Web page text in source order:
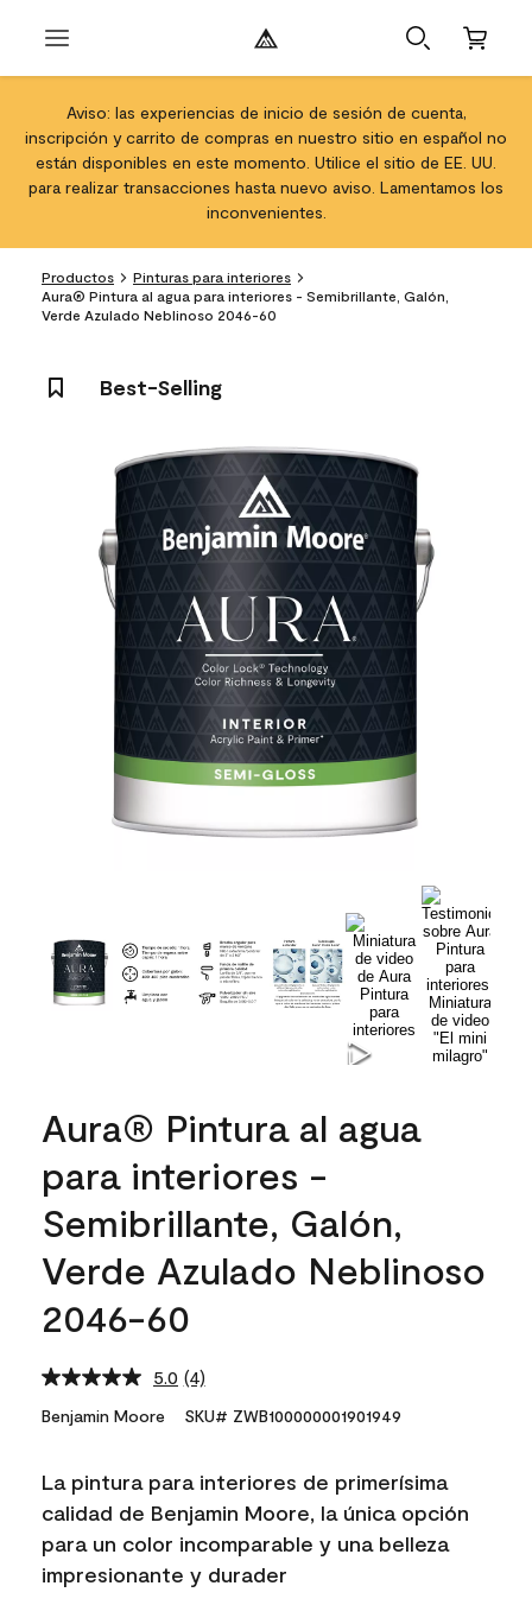
Aviso: las experiencias de inicio de sesión de cuenta,
inscripción y carrito de compras en nuestro sitio en español no
están disponibles en este momento. Utilice el sitio de EE. UU.
para realizar transacciones hasta nuevo aviso. Lamentamos los
inconvenientes.
Productos
Pinturas para interiores
Aura® Pintura al agua para interiores - Semibrillante, Galón,
Verde Azulado Neblinoso 2046-60
Best-Selling
Aura® Pintura al agua
para interiores -
Semibrillante, Galón,
Verde Azulado Neblinoso
2046-60
5.0 Read
4
Reviews.
link.
(4)
Benjamin Moore SKU# ZWB100000001901949
La pintura para interiores de primerísima
calidad de Benjamin Moore, la única opción
para un color incomparable y una belleza
impresionante y durader